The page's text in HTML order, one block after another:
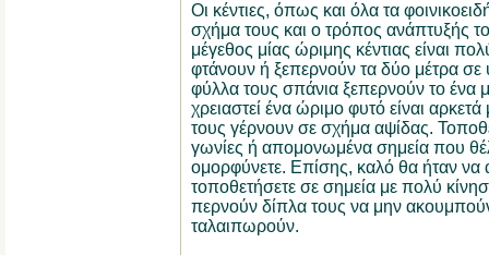
Οι κέντιες, όπως και όλα τα
σχήμα τους και ο τρόπος ανάπτυξής
μέγεθος μίας ώριμης κέντιας είναι
φτάνουν ή ξεπερνούν τα δύο μέτρα σε
φύλλα τους σπάνια ξεπερνούν το
χρειαστεί ένα ώριμο φυτό είναι
τους γέρνουν σε σχήμα αψίδας.
γωνίες ή απομονωμένα σημεία που
ομορφύνετε. Επίσης, καλό θα ήταν να
τοποθετήσετε σε σημεία με πολύ
περνούν δίπλα τους να μην
ταλαιπωρούν.